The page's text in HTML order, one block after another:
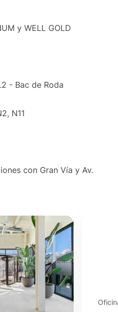
y WELL GOLD
- Bac de Roda
N11
con Gran Vía y Av.